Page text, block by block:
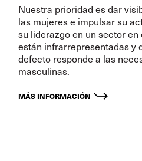
Nuestra prioridad es dar
las mujeres e impulsar su
su liderazgo en un sector en
están infrarrepresentadas y
defecto responde a las
masculinas.
MÁS INFORMACIÓN